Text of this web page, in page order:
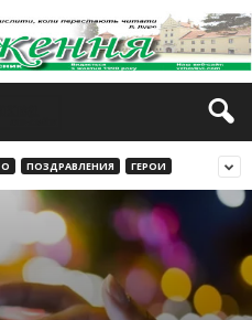
ПОЗДРАВЛЕНИЯ ГЕРОИ